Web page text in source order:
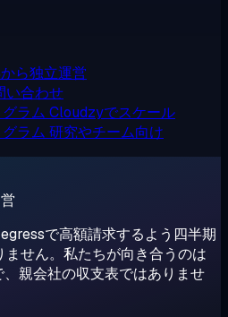
ら独立運営
い合わせ
ラム Cloudzyでスケール
ラム 研究やチーム向け
で高額請求するよう四半期
せん。私たちが向き合うのは
親会社の収支表ではありませ